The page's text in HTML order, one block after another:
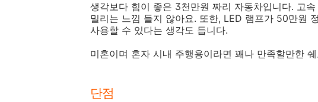
생각보다 힘이 좋은 3천만원 짜리 자동차입니다. 고
밀리는 느낌 들지 않아요. 또한, LED 램프가 50만원
사용할 수 있다는 생각도 듭니다.
미혼이며 혼자 시내 주행용이라면 꽤나 만족할만한
단점